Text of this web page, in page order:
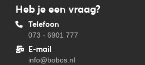
Heb je een vraag?
Telefoon
073 - 6901 777
E-mail
info@bobos.nl